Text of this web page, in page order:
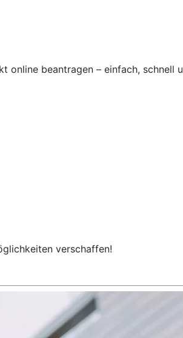
online beantragen – einfach, schnell
verschaffen!